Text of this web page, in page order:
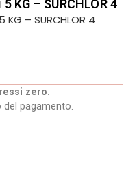
KG – SURCHLOR 4
KG – SURCHLOR 4
zero.
pagamento.